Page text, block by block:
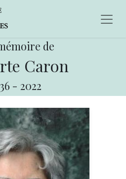
de
Caron
- 2022